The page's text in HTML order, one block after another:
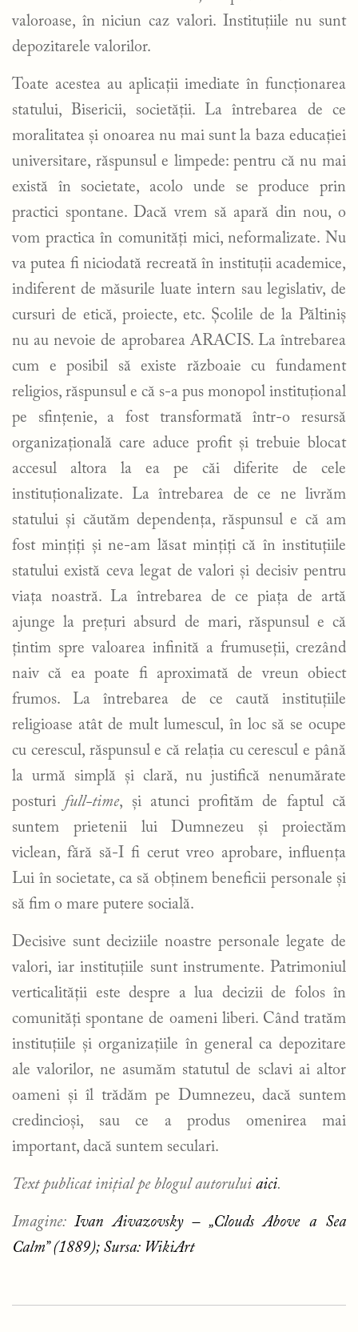
valoroase, în niciun caz valori. Instituțiile nu sunt
depozitarele valorilor.
Toate acestea au aplicații imediate în funcționarea
statului, Bisericii, societății. La întrebarea de ce
moralitatea și onoarea nu mai sunt la baza educației
universitare, răspunsul e limpede: pentru că nu mai
există în societate, acolo unde se produce prin
practici spontane. Dacă vrem să apară din nou, o
vom practica în comunități mici, neformalizate. Nu
va putea fi niciodată recreată în instituții academice,
indiferent de măsurile luate intern sau legislativ, de
cursuri de etică, proiecte, etc. Școlile de la Păltiniș
nu au nevoie de aprobarea ARACIS. La întrebarea
cum e posibil să existe războaie cu fundament
religios, răspunsul e că s-a pus monopol instituțional
pe sfințenie, a fost transformată într-o resursă
organizațională care aduce profit și trebuie blocat
accesul altora la ea pe căi diferite de cele
instituționalizate. La întrebarea de ce ne livrăm
statului și căutăm dependența, răspunsul e că am
fost mințiți și ne-am lăsat mințiți că în instituțiile
statului există ceva legat de valori și decisiv pentru
viața noastră. La întrebarea de ce piața de artă
ajunge la prețuri absurd de mari, răspunsul e că
țintim spre valoarea infinită a frumuseții, crezând
naiv că ea poate fi aproximată de vreun obiect
frumos. La întrebarea de ce caută instituțiile
religioase atât de mult lumescul, în loc să se ocupe
cu cerescul, răspunsul e că relația cu cerescul e până
la urmă simplă și clară, nu justifică nenumărate
posturifull-time, și atunci profităm de faptul că
suntem prietenii lui Dumnezeu și proiectăm
viclean, fără să-I fi cerut vreo aprobare, influența
Lui în societate, ca să obținem beneficii personale și
să fim o mare putere socială.
Decisive sunt deciziile noastre personale legate de
valori, iar instituțiile sunt instrumente. Patrimoniul
verticalității este despre a lua decizii de folos în
comunități spontane de oameni liberi. Când tratăm
instituțiile și organizațiile în general ca depozitare
ale valorilor, ne asumăm statutul de sclavi ai altor
oameni și îl trădăm pe Dumnezeu, dacă suntem
credincioși, sau ce a produs omenirea mai
important, dacă suntem seculari.
Text publicat inițial pe blogul autorului aici.
Imagine:Ivan Aivazovsky – „Clouds Above a Sea
Calm” (1889); Sursa: WikiArt